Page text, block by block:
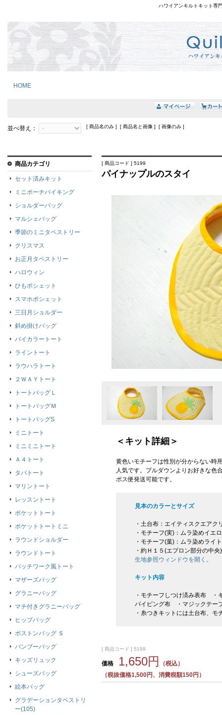
ハワイアンキルトキット専
HOME
並べ替え： [ 商品名のみ ] [ 商品名と画像 ] [ 画像のみ ]
[ 商品コード ] 5199
パイナップルのスタイ
＜キット詳細＞
黄色いモチーフは性別が分からない時
人気です。プルダウンよりお好きな色
ポス便発送可能です。
見本のカラーとサイズ
・土台布：エイティスクエアク
・モチーフ(実)：ムラ染めイエ
・モチーフ(葉)：ムラ染めライ
・約Ｈ１５(エプロン部分の中
生地参照ウィンドウを開く。
キット内容
・モチーフしつけ済み表布
パイピング布 ・マジックテ
・糸つきキットには土台布、
[ 商品コード ] 5199
価格 1,650円
（税込）
（税抜価格1,500円、消費税額150円）
商品カテゴリ
セット済みキット
ミニポーチバイキング
ショルダーバッグ
マルシェバッグ
季節のミニタペストリー
クリスマス
お正月タペストリー
ハロウィン
ひもポシェット
スマホポシェット
三日月ショルダー
斜め掛けバッグ
バイカラートート
ライントート
ラウハラトート
２ＷＡＹトート
トートバッグＬ
トートバッグＭ
トートバッグS
ミニトート
ミニミニトート
Ａ４トート
タパトート
マリントート
レッスントート
ポケットトート
ポケットトートミニ
ラウンドショルダー
ラウンドトート
パッチワーク風トート
マザーズバッグ
グラニーバッグ
マチ付きグラニーバッグ
ヒップバッグ
ボストンバッグ Ｓ
バンブーバッグ
キッズリュック
シューズバッグ
絵本バッグ
グラデーションタペストリ
ー(105)